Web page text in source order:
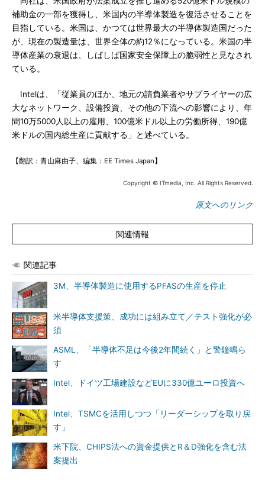
補助金の一部を獲得し、米国内の半導体製造を復活させることを
目指している。米国は、かつては世界最大の半導体製造国だった
が、現在の製造量は、世界全体の約12％になっている。米国の半
導体産業の衰退は、しばしば国家安全保障上の脆弱性と見なされ
ている。
Intelは、「従業員のほか、地元の請負業者やサプライヤーの広
大なネットワーク、設備投資、その他の下流への影響により、年
間10万5000人以上の雇用、100億米ドル以上の労働所得、190億
米ドルの国内総生産に貢献する」と述べている。
【翻訳：青山麻由子、編集：EE Times Japan】
Copyright © ITmedia, Inc. All Rights Reserved.
原文へのリンク
関連情報
関連記事
3M、半導体製造に使用するPFASの生産を停止
米半導体支援策、成功には組み立て／テスト強化が必
須
ASML、「半導体不足は今後2年間続く」と警鐘鳴ら
す
Intel、ドイツ工場建設などEUに330億ユーロ投資へ
Intel、TSMCを活用しつつ「リーダーシップを取り戻
す」
米下院、CHIPS法への資金提供とR＆D強化を含む法
案提出